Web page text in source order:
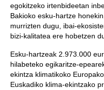
egokitzeko irtenbideetan
Bakioko esku-hartze
murrizten dugu, ibai-
bizi-kalitatea ere hobetzen
Esku-hartzeak 2.973.000
hilabeteko egikaritze-
ekintza klimatikoko
Euskadiko klima-ekintzako